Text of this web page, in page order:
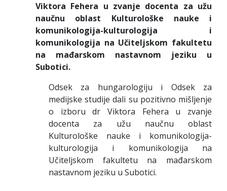
Viktora Fehera u zvanje docenta za užu
naučnu oblast Kulturološke nauke i
komunikologija-kulturologija i
komunikologija na Učiteljskom fakultetu
na mađarskom nastavnom jeziku u
Subotici.
Odsek za hungarologiju i Odsek za
medijske studije dali su pozitivno mišljenje
o izboru dr Viktora Fehera u zvanje
docenta za užu naučnu oblast
Kulturološke nauke i komunikologija-
kulturologija i komunikologija na
Učiteljskom fakultetu na mađarskom
nastavnom jeziku u Subotici.